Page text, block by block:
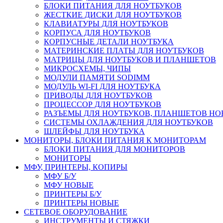
БЛОКИ ПИТАНИЯ ДЛЯ НОУТБУКОВ
ЖЕСТКИЕ ДИСКИ ДЛЯ НОУТБУКОВ
КЛАВИАТУРЫ ДЛЯ НОУТБУКОВ
КОРПУСА ДЛЯ НОУТБУКОВ
КОРПУСНЫЕ ДЕТАЛИ НОУТБУКА
МАТЕРИНСКИЕ ПЛАТЫ ДЛЯ НОУТБУКОВ
МАТРИЦЫ ДЛЯ НОУТБУКОВ И ПЛАНШЕТОВ
МИКРОСХЕМЫ, ЧИПЫ
МОДУЛИ ПАМЯТИ SODIMM
МОДУЛЬ WI-FI ДЛЯ НОУТБУКА
ПРИВОДЫ ДЛЯ НОУТБУКОВ
ПРОЦЕССОР ДЛЯ НОУТБУКОВ
РАЗЪЕМЫ ДЛЯ НОУТБУКОВ, ПЛАНШЕТОВ
СИСТЕМЫ ОХЛАЖДЕНИЯ ДЛЯ НОУТБУКОВ
ШЛЕЙФЫ ДЛЯ НОУТБУКА
МОНИТОРЫ, БЛОКИ ПИТАНИЯ К МОНИТОРАМ
БЛОКИ ПИТАНИЯ ДЛЯ МОНИТОРОВ
МОНИТОРЫ
МФУ, ПРИНТЕРЫ, КОПИРЫ
МФУ Б/У
МФУ НОВЫЕ
ПРИНТЕРЫ Б/У
ПРИНТЕРЫ НОВЫЕ
СЕТЕВОЕ ОБОРУДОВАНИЕ
ИНСТРУМЕНТЫ И СТЯЖКИ